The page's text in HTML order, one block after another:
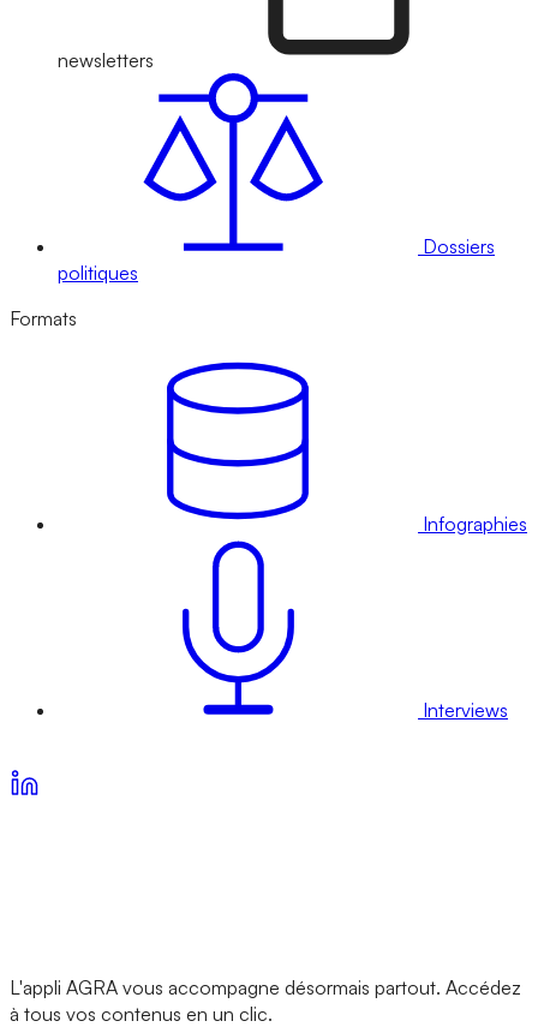
newsletters
Dossiers
politiques
Formats
Infographies
Interviews
L'appli AGRA vous accompagne désormais partout. Accédez
à tous vos contenus en un clic.